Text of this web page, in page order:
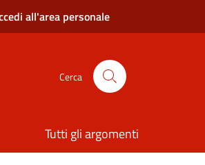
all'area personale
Cerca
Tutti gli argomenti